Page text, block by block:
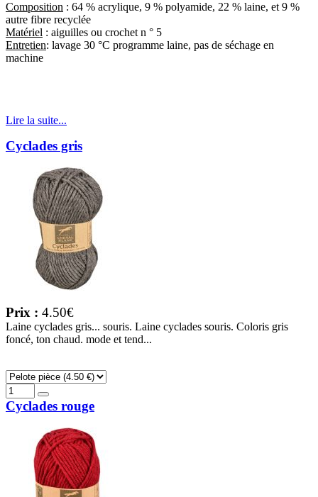
Composition : 64 % acrylique, 9 % polyamide, 22 % laine, et 9 %
autre fibre recyclée
Matériel : aiguilles ou crochet n ° 5
Entretien: lavage 30 °C programme laine, pas de séchage en
machine
Lire la suite...
Cyclades gris
Prix : 4.50€
Laine cyclades gris... souris. Laine cyclades souris. Coloris gris
foncé, ton chaud. mode et tend...
Cyclades rouge